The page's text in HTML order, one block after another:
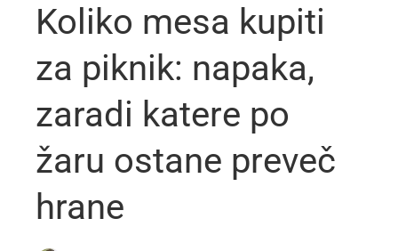
Koliko mesa kupiti
za piknik: napaka,
zaradi katere po
žaru ostane preveč
hrane